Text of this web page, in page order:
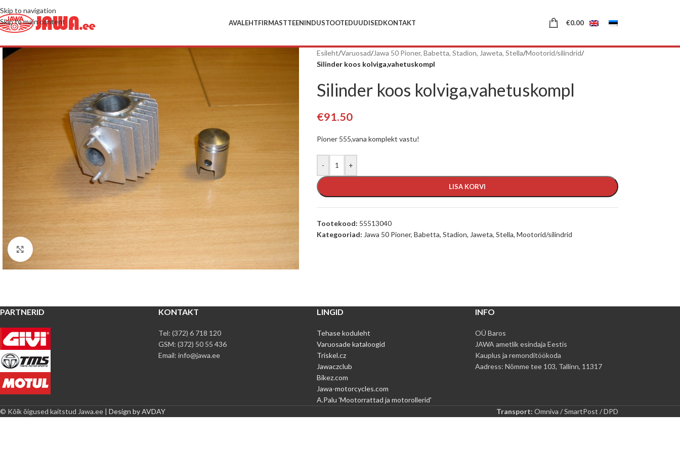
Skip to navigation
Skip to main content
AVALEHTFIRMASTTEENINDUSTOOTEDUUDISEDKONTAKT €0.00
Pilt suuremalt
Esileht/Varuosad/Jawa 50 Pioner, Babetta, Stadion, Jaweta, Stella/Mootorid/silindrid/
Silinder koos kolviga,vahetuskompl
Silinder koos kolviga,vahetuskompl
€91.50
Pioner 555,vana komplekt vastu!
- +
LISA KORVI
Tootekood: 55513040
Kategooriad: Jawa 50 Pioner, Babetta, Stadion, Jaweta, Stella, Mootorid/silindrid
PARTNERID KONTAKT
Tel: (372) 6 718 120
GSM: (372) 50 55 436
Email: info@jawa.ee
LINGID
Tehase koduleht
Varuosade kataloogid
Triskel.cz
Jawaczclub
Bikez.com
Jawa-motorcycles.com
A.Palu 'Mootorrattad ja motorollerid'
INFO
OÜ Baros
JAWA ametlik esindaja Eestis
Kauplus ja remonditöökoda
Aadress: Nõmme tee 103, Tallinn, 11317
© Kõik õigused kaitstud Jawa.ee | Design by AVDAY Transport: Omniva / SmartPost / DPD